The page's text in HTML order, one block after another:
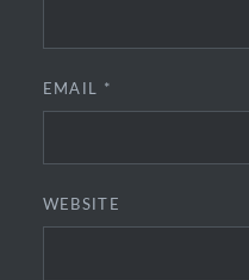
EMAIL *
WEBSITE